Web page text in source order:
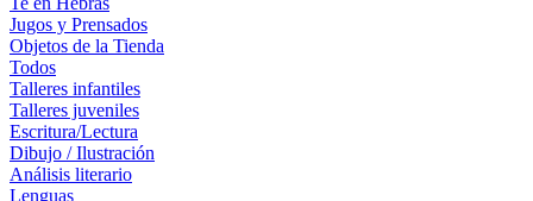
Jugos y Prensados
Objetos de la Tienda
Todos
Talleres infantiles
Talleres juveniles
Escritura/Lectura
Dibujo / Ilustración
Análisis literario
Lenguas